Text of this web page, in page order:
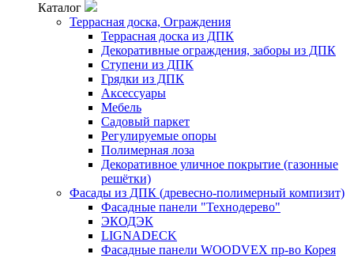
Каталог
Террасная доска, Ограждения
Террасная доска из ДПК
Декоративные ограждения, заборы из ДПК
Ступени из ДПК
Грядки из ДПК
Аксессуары
Мебель
Садовый паркет
Регулируемые опоры
Полимерная лоза
Декоративное уличное покрытие (газонные
решётки)
Фасады из ДПК (древесно-полимерный компизит)
Фасадные панели "Технодерево"
ЭКОДЭК
LIGNADECK
Фасадные панели WOODVEX пр-во Корея